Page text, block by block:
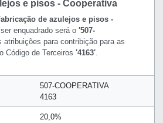
e pisos - Cooperativa
de azulejos e pisos -
enquadrado será o '507-
para contribição para as
Código de Terceiros '4163'.
507-COOPERATIVA
4163
20,0%